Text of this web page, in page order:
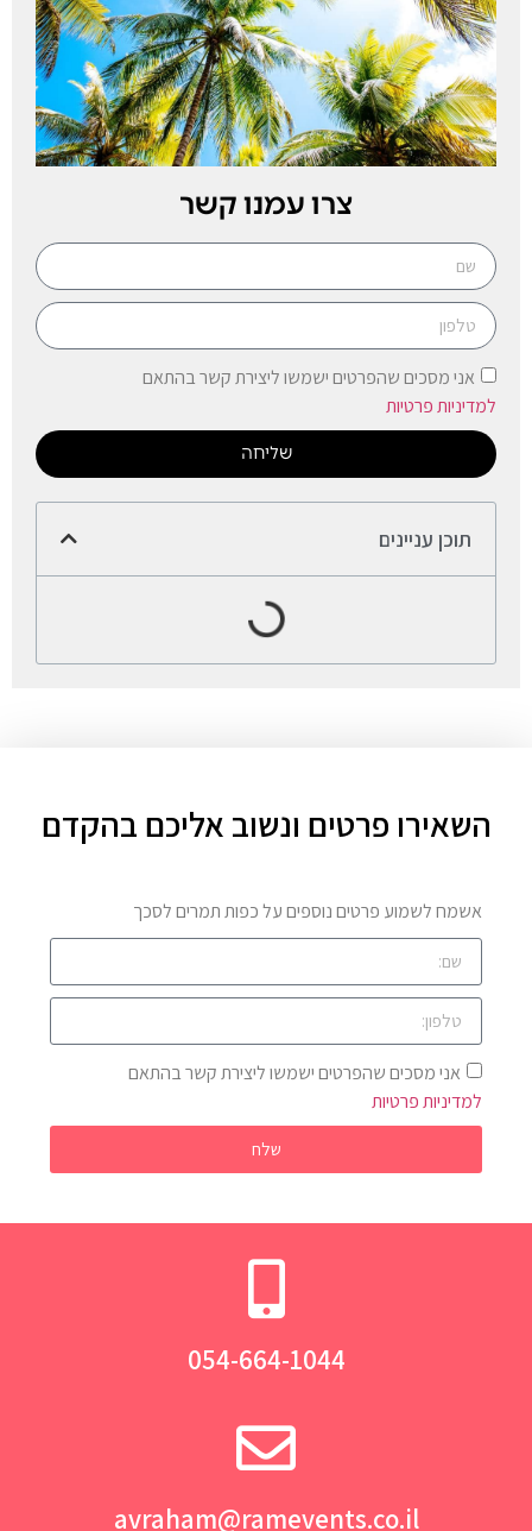
צרו עמנו קשר
אני מסכים שהפרטים ישמשו ליצירת קשר בהתאם
למדיניות פרטיות
שליחה
תוכן עניינים
השאירו פרטים ונשוב אליכם בהקדם
אשמח לשמוע פרטים נוספים על כפות תמרים לסכך
אני מסכים שהפרטים ישמשו ליצירת קשר בהתאם
למדיניות פרטיות
שלח
054-664-1044
avraham@ramevents.co.il